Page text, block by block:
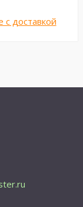
с доставкой